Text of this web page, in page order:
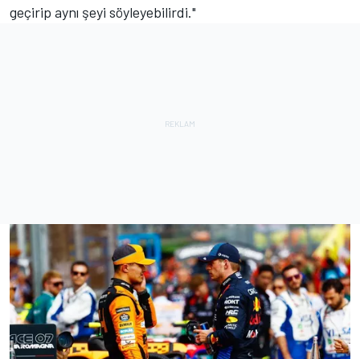
geçirip aynı şeyi söyleyebilirdi."